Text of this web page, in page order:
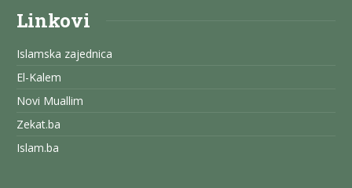
Linkovi
Islamska zajednica
El-Kalem
Novi Muallim
Zekat.ba
Islam.ba